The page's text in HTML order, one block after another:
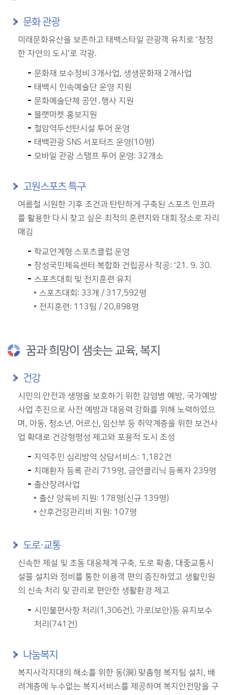
문화 관광
미래문화유산을 보존하고 태백스타일 관광객 유치로 ‘청정
한 자연의 도시’로 각광.
문화재 보수정비 3개사업, 생생문화재 2개사업
태백시 민속예술단 운영 지원
문화예술단체 공연․행사 지원
블랫마켓 홍보지원
철암역두선탄시설 투어 운영
태백관광 SNS 서포터즈 운영(10명)
모바일 관광 스탬프 투어 운영: 32개소
고원스포츠 특구
여름철 시원한 기후 조건과 탄탄하게 구축된 스포츠 인프라
를 활용한 다시 찾고 싶은 최적의 훈련지와 대회 장소로 자리
매김
학교연계형 스포츠클럽 운영
장성국민체육센터 복합화 건립공사 착공: ‘21. 9. 30.
스포츠대회 및 전지훈련 유치
스포츠대회: 33개 / 317,592명
전지훈련: 113팀 / 20,898명
꿈과 희망이 샘솟는 교육, 복지
건강
시민의 안전과 생명을 보호하기 위한 감염병 예방, 국가예방
사업 추진으로 사전 예방과 대응력 강화를 위해 노력하였으
며, 아동, 청소년, 어르신, 임산부 등 취약계층을 위한 보건사
업 확대로 건강형평성 제고와 포용적 도시 조성
지역주민 심리방역 상담서비스: 1,182건
치매환자 등록 관리 719명, 금연클리닉 등록자 239명
출산장려사업
출산 양육비 지원: 178명(신규 139명)
산후건강관리비 지원: 107명
도로·교통
신속한 제설 및 초동 대응체계 구축, 도로 확충, 대중교통시
설물 설치와 정비를 통한 이용객 편의 증진하였고 생활민원
의 신속 처리 및 관리로 편안한 생활환경 제고
시민불편사항 처리(1,306건), 가로(보안)등 유지보수
처리(741건)
나눔복지
복지사각지대의 해소를 위한 동(洞) 맞춤형 복지팀 설치, 배
려계층에 누수없는 복지서비스를 제공하여 복지안전망을 구